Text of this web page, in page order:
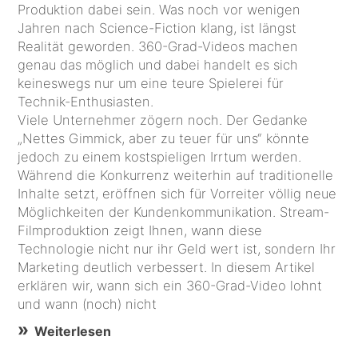
Produktion dabei sein. Was noch vor wenigen
Jahren nach Science-Fiction klang, ist längst
Realität geworden. 360-Grad-Videos machen
genau das möglich und dabei handelt es sich
keineswegs nur um eine teure Spielerei für
Technik-Enthusiasten.
Viele Unternehmer zögern noch. Der Gedanke
„Nettes Gimmick, aber zu teuer für uns“ könnte
jedoch zu einem kostspieligen Irrtum werden.
Während die Konkurrenz weiterhin auf traditionelle
Inhalte setzt, eröffnen sich für Vorreiter völlig neue
Möglichkeiten der Kundenkommunikation. Stream-
Filmproduktion zeigt Ihnen, wann diese
Technologie nicht nur ihr Geld wert ist, sondern Ihr
Marketing deutlich verbessert. In diesem Artikel
erklären wir, wann sich ein 360-Grad-Video lohnt
und wann (noch) nicht
Weiterlesen